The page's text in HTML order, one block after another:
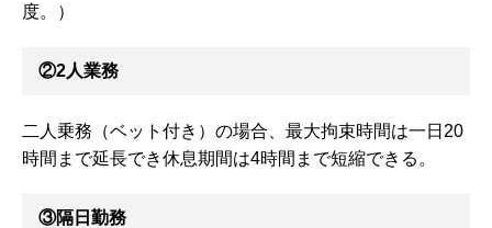
度。）
②2人業務
二人乗務（ベット付き）の場合、最大拘束時間は一日20
時間まで延長でき休息期間は4時間まで短縮できる。
③隔日勤務